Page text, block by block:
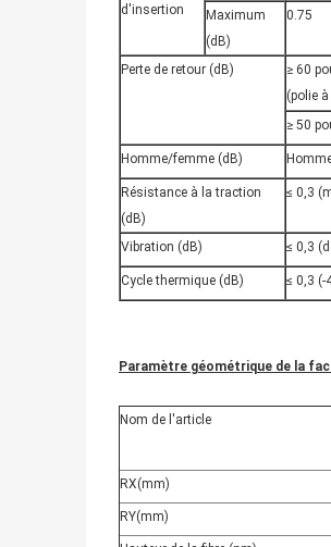
d'insertion
Maximum
(dB)
0.75
Perte de retour (dB)
≥ 60
(polie
≥ 50
Homme/femme (dB)
Résistance à la traction
(dB)
≤ 0,3
Vibration (dB) ≤ 0,3
Cycle thermique (dB) ≤ 0,3 (-
Paramètre géométrique de la
Nom de l'article
RX(mm)
RY(mm)